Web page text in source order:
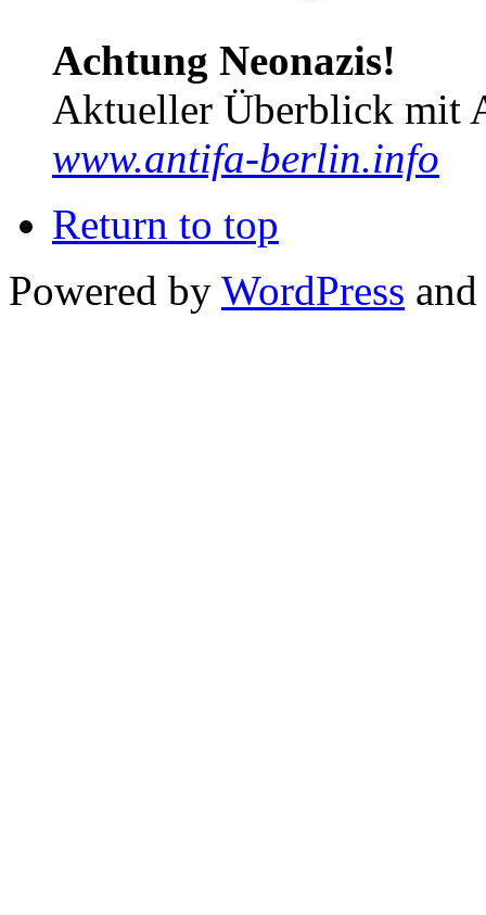
Achtung Neonazis!
Aktueller Überblick mit
www.antifa-berlin.info
Return to top
Powered by WordPress